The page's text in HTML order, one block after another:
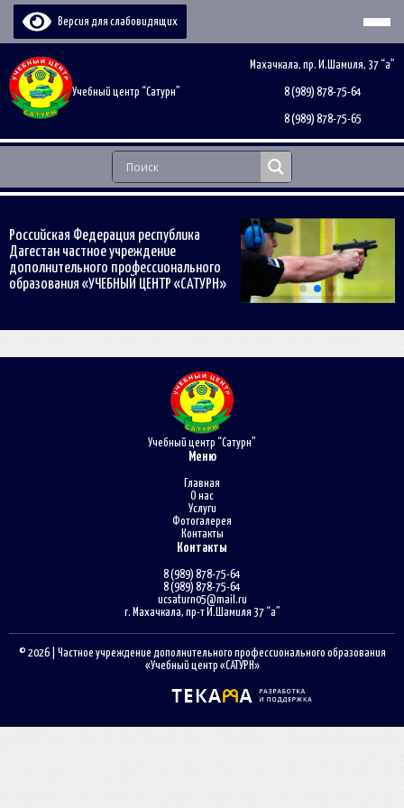
Версия для слабовидящих
Учебный центр “Сатурн”
Махачкала, пр. И.Шамиля, 37 “а”
8 (989) 878-75-64
8 (989) 878-75-65
Российская Федерация республика
Дагестан частное учреждение
дополнительного профессионального
образования «УЧЕБНЫЙ ЦЕНТР «САТУРН»
Учебный центр “Сатурн”
Меню
Главная
О нас
Услуги
Фотогалерея
Контакты
Контакты
8 (989) 878-75-64
8 (989) 878-75-64
ucsaturn05@mail.ru
г. Махачкала, пр-т И.Шамиля 37 “а”
© 2026 | Частное учреждение дополнительного профессионального образования
«Учебный центр «САТУРН»